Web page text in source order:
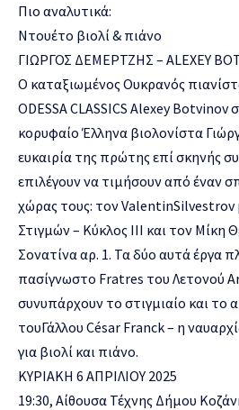
Πιο αναλυτικά:
Ντουέτο βιολί & πιάνο
ΓΙΩΡΓΟΣ ΔΕΜΕΡΤΖΗΣ – ALEXEY
O καταξιωμένος Ουκρανός
ODESSA CLASSICS Alexey Botvinov
κορυφαίο Έλληνα βιολονίστα
ευκαιρία της πρώτης επί σκηνής
επιλέγουν να τιμήσουν από έναν
χώρας τους: τονValentinSilvestrov
Στιγμών – Κύκλος ΙΙΙ και τον Μίκη
Σονατίνα αρ. 1. Τα δύο αυτά έργα
πασίγνωστο Fratres του Λετονού
συνυπάρχουν το στιγμιαίο και το
τουΓάλλου César Franck– η
για βιολί και πιάνο.
ΚΥΡΙΑΚΗ 6 ΑΠΡΙΛΙΟΥ 2025
19:30, Αίθουσα Τέχνης Δήμου